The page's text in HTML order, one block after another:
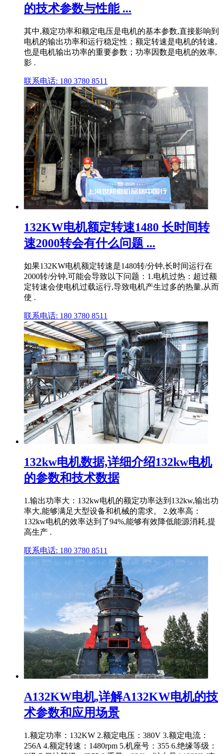
的技术参数与性能 ...
其中,额定功率和额定电压是电机的基本参数,直接影响到
电机的输出功率和运行稳定性；额定转速是电机的转速,
也是电机输出功率的重要参数；功率因数是电机的效率,
影 .
联系电话: 180 3780 8511
132KW电机额定转速1480 长时间转
速2000转会有什么问题 ...
如果132KW电机额定转速是1480转/分钟,长时间运行在
2000转/分钟,可能会导致以下问题：1.电机过热：超过额
定转速会使电机过载运行,导致电机产生过多的热量,从而
使 .
联系电话: 180 3780 8511
132kw电机数据,详细介绍132kw电机
的参数和技术数据
1.输出功率大：132kw电机的额定功率达到132kw,输出功
率大,能够满足大型设备和机械的需求。 2.效率高：
132kw电机的效率达到了94%,能够有效降低能源消耗,提
高生产 .
联系电话: 180 3780 8511
A132KW电机,详解A132KW电机的技
术参数和应用场景
1.额定功率：132KW 2.额定电压：380V 3.额定电流：
256A 4.额定转速：1480rpm 5.机座号：355 6.绝缘等级：